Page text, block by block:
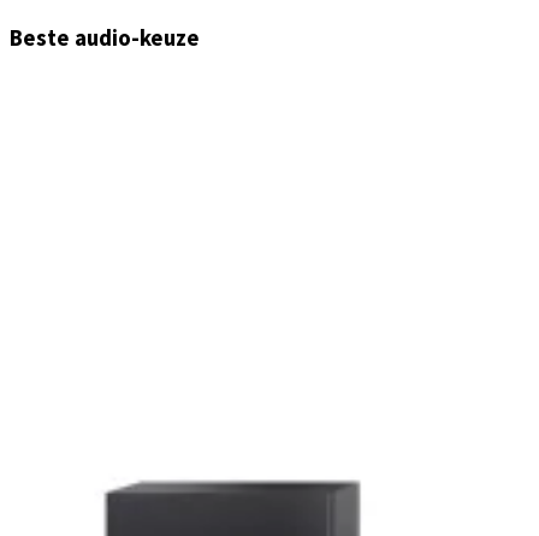
Beste audio-keuze